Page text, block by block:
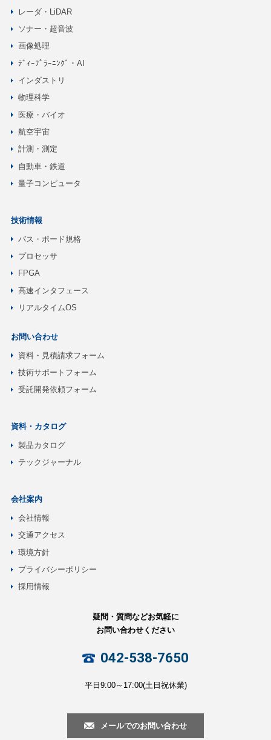
レーダ・LiDAR
ソナー・超音波
画像処理
ﾃﾞｨｰﾌﾟﾗｰﾆﾝｸﾞ・AI
インダストリ
物理科学
医療・バイオ
航空宇宙
計測・測定
自動車・鉄道
量子コンピュータ
技術情報
バス・ボード規格
プロセッサ
FPGA
高速インタフェース
リアルタイムOS
お問い合わせ
資料・見積請求フォーム
技術サポートフォーム
受託開発依頼フォーム
資料・カタログ
製品カタログ
テックジャーナル
会社案内
会社情報
交通アクセス
環境方針
プライバシーポリシー
採用情報
疑問・質問などお気軽に
お問い合わせください
042-538-7650
平日9:00～17:00(土日祝休業)
メールでのお問い合わせ